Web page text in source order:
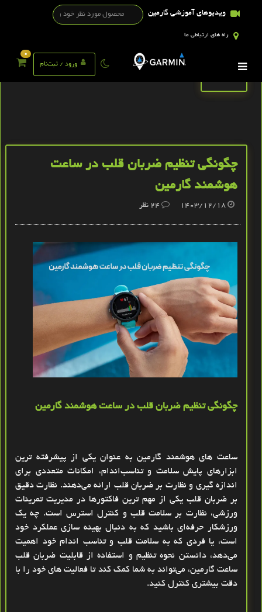
ویدیوهای آموزشی گارمین
راه های ارتباطی ما
ورود / ثبت‌نام
0
چگونگی تنظیم ضربان قلب در ساعت
هوشمند گارمین
1403/12/18
24 نظر
چگونگی تنظیم ضربان قلب در ساعت هوشمند گارمین
ساعت‌ های هوشمند گارمین به عنوان یکی از پیشرفته ‌ترین
ابزارهای پایش سلامت و تناسب‌اندام، امکانات متعددی برای
اندازه ‌گیری و نظارت بر ضربان قلب ارائه می‌دهند. نظارت دقیق
بر ضربان قلب یکی از مهم ‌ترین فاکتورها در مدیریت تمرینات
ورزشی، نظارت بر سلامت قلب و کنترل استرس است. چه یک
ورزشکار حرفه‌ای باشید که به دنبال بهینه ‌سازی عملکرد خود
است، یا فردی که به سلامت قلب و تناسب اندام خود اهمیت
می‌دهد، دانستن نحوه تنظیم و استفاده از قابلیت ضربان قلب
ساعت گارمین، می‌تواند به شما کمک کند تا فعالیت ‌های خود را با
دقت بیشتری کنترل کنید.